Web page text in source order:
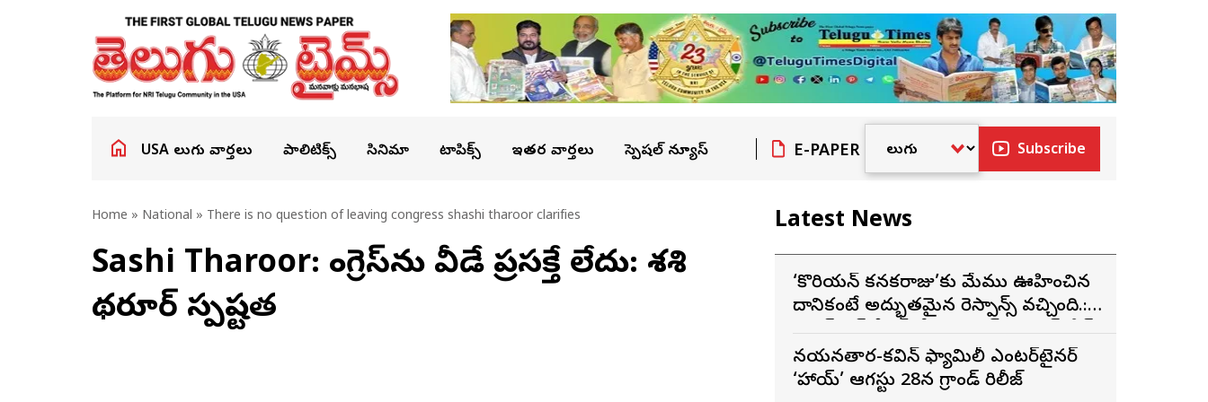
USA తెలుగు వార్తలు పాలిటిక్స్ సినిమా టాపిక్స్ ఇతర వార్తలు స్పెషల్ న్యూస్ E-PAPER Subscribe
Home » National » There is no question of leaving congress shashi tharoor clarifies
Sashi Tharoor: కాంగ్రెస్‌ను వీడే ప్రసక్తే లేదు: శశి
థరూర్ స్పష్టత
Latest News
‘కొరియన్ కనకరాజు’కు మేము ఊహించిన
దానికంటే అద్భుతమైన రెస్పాన్స్ వచ్చింది.:
నయనతార-కవిన్ ఫ్యామిలీ ఎంటర్‌టైనర్
‘హాయ్’ ఆగస్టు 28న గ్రాండ్ రిలీజ్